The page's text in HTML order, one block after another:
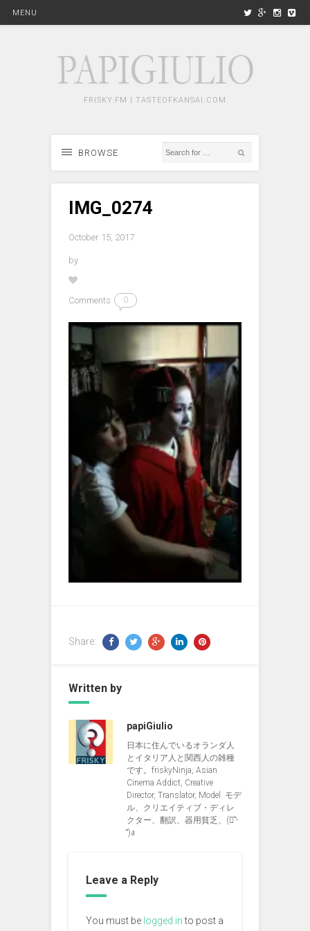
MENU
FRISKY.FM | TASTEOFKANSAI.COM
BROWSE
IMG_0274
October 15, 2017
by
Comments 0
Share:
Written by
papiGiulio
日本に住んでいるオランダ人
とイタリア人と関西人の雑種
です。friskyNinja, Asian
Cinema Addict, Creative
Director, Translator, Model. モデ
ル、クリエイティブ・ディレ
クター、翻訳、器用貧乏、(ง︡'-
'︠)ง
Leave a Reply
You must be logged into post a